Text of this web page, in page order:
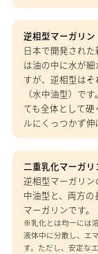
逆相型マーガリン
日本で開発され
は油の中に水が
すが、逆相型は
（水中油型）で
ても全体として
ルにくっつかず伸
二重乳化マーガリ
逆相型マーガリ
中油型と、両方
マーガリンです。
※乳化とは均一には
液体中に分散し、エ
す。ただし、安定な